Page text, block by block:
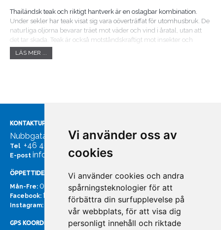
Vi använder oss av
cookies
Vi använder cookies och andra
spårningsteknologier för att
förbättra din surfupplevelse på
vår webbplats, för att visa dig
personligt innehåll och riktade
Thailändsk teak och riktigt hantverk är en oslagbar kombination.
Under sekler har teak visat sig vara oöverträffat för utomhusbruk. De
naturliga oljorna bevarar träet mot väder och vind i åratal, utan att
det tar skada. Teak är också motståndskraftigt mot insekter och
svamp.
Bordsskivor med yta av korslimmad teakfaner. Tjocklek 22 mm,
LÄS MER ...
KONTAKTUPPGIFTER
Nubbgatan 7, 211 24 Malmö
Tel +46 40185561
E-post info@bachmans.se
ÖPPETTIDER
Mån-Fre: 07:00 - 16:00
Facebook: facebook.com/bachmans.se
Instagram: instagram.com/bachmans.se
GPS KOORDINATER